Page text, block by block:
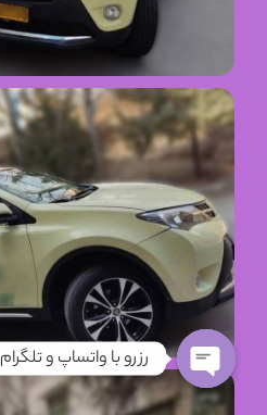
رزرو با واتساپ و تلگرام